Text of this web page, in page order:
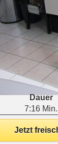
Dauer
7:16 Min.
Jetzt